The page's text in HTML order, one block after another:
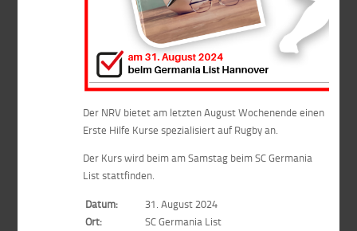
Der NRV bietet am letzten August Wochenende einen
Erste Hilfe Kurse spezialisiert auf Rugby an.
Der Kurs wird beim am Samstag beim SC Germania
List stattfinden.
Datum:
31. August 2024
Ort:
SC Germania List